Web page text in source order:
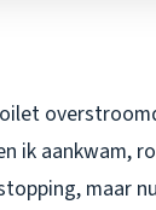
ik aankwam,
maar